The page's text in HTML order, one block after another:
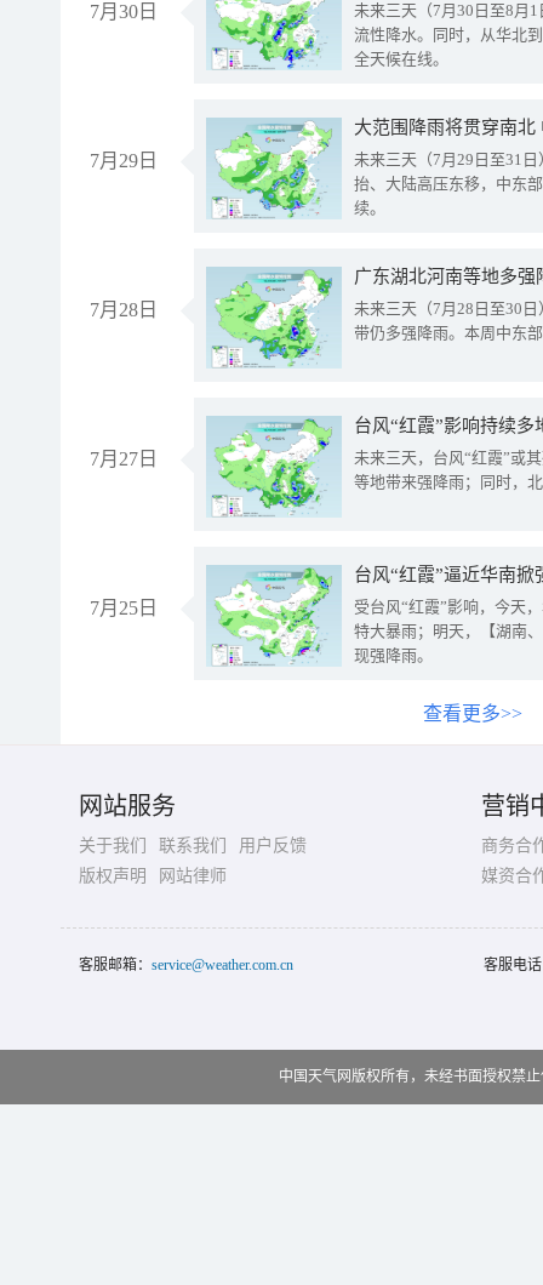
7月30日
未来三天（7月30日至8月
流性降水。同时，从华北
全天候在线。
7月29日
大范围降雨将贯穿南
未来三天（7月29日至31
抬、大陆高压东移，中东
续。
7月28日
广东湖北河南等地多
未来三天（7月28日至30
带仍多强降雨。本周中东
7月27日
台风“红霞”影响持续
未来三天，台风“红霞”或
等地带来强降雨；同时，
7月25日
台风“红霞”逼近华南
受台风“红霞”影响，今天
特大暴雨；明天，【湖南
现强降雨。
查看更多>>
网站服务
关于我们 联系我们
用户反馈
版权声明
网站律师
营销
商务合
媒资合
客服邮箱： service@weather.com.cn 客服电
中国天气网版权所有，未经书面授权